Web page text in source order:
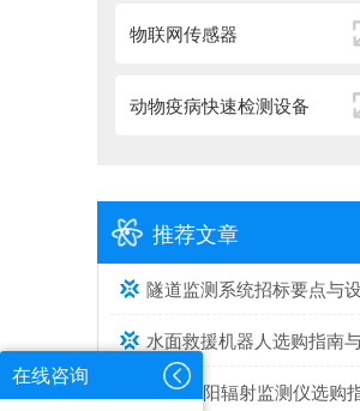
物联网传感器
动物疫病快速检测设备
推荐文章
在线咨询